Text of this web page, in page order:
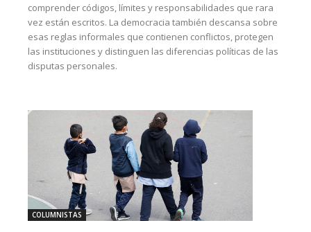
comprender códigos, límites y responsabilidades que rara
vez están escritos. La democracia también descansa sobre
esas reglas informales que contienen conflictos, protegen
las instituciones y distinguen las diferencias políticas de las
disputas personales.
COLUMNISTAS